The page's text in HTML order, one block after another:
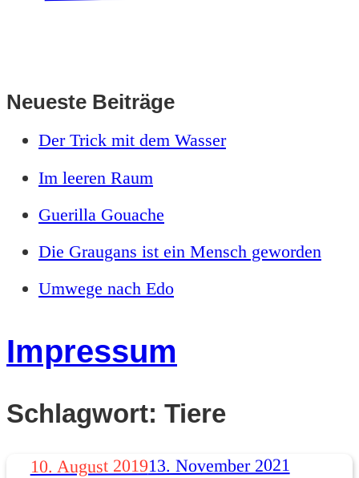
Neueste Beiträge
Der Trick mit dem Wasser
Im leeren Raum
Guerilla Gouache
Die Graugans ist ein Mensch geworden
Umwege nach Edo
Impressum
Schlagwort: Tiere
Veröffentlicht
10. August 201913. November 2021